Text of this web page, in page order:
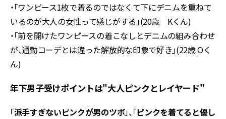
・「ワンピース1枚で着るのではなくて下にデニムを重ねて
いるのが大人の女性って感じがする」(20歳 Kくん)
・「前を開けたワンピースの着こなしとデニムの組み合わせ
が、通勤コーデとは違った解放的な印象で好き」(22歳 Oく
ん)
年下男子受けポイントは"大人ピンクとレイヤード"
「派手すぎないピンクが男のツボ」、「ピンクを着てると優し